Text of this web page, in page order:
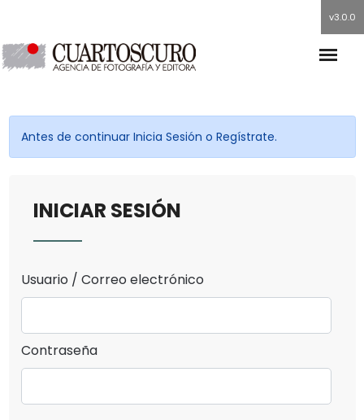
v3.0.0
Antes de continuar Inicia Sesión o Regístrate.
INICIAR SESIÓN
Usuario / Correo electrónico
Contraseña